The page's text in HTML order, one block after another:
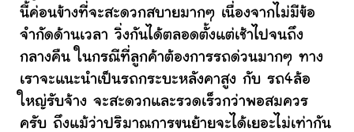
นี้ค่อนข้างที่จะสะดวกสบายมากๆ เนื่องจากไม่มีข้อ
จำกัดด้านเวลา วิ่งกันได้ตลอดตั้งแต่เช้าไปจนถึง
กลางคืน ในกรณีที่ลูกค้าต้องการรถด่วนมากๆ ทาง
เราจะแนะนำเป็นรถกระบะหลังคาสูง กับ รถ4ล้อ
ใหญ่รับจ้าง จะสะดวกและรวดเร็วกว่าพอสมควร
ครับ ถึงแม้ว่าปริมาณการขนย้ายจะได้เยอะไม่เท่ากัน